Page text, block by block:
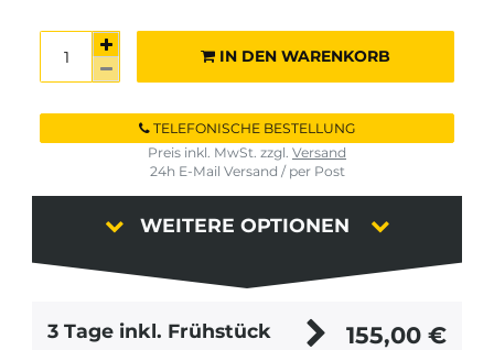
IN DEN WARENKORB
TELEFONISCHE BESTELLUNG
Preis inkl. MwSt. zzgl. Versand
24h E-Mail Versand / per Post
WEITERE OPTIONEN
3 Tage inkl. Frühstück 155,00 €